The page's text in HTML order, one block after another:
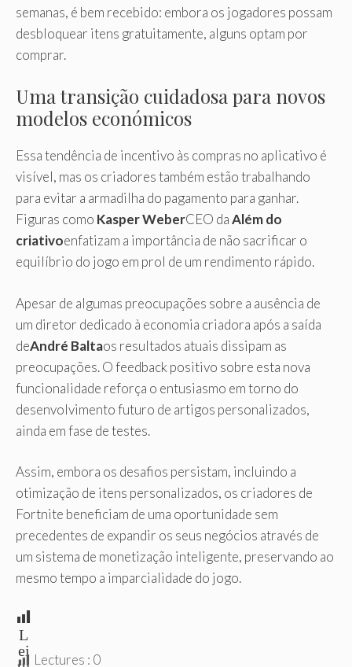
semanas, é bem recebido: embora os jogadores possam
desbloquear itens gratuitamente, alguns optam por
comprar.
Uma transição cuidadosa para novos
modelos económicos
Essa tendência de incentivo às compras no aplicativo é
visível, mas os criadores também estão trabalhando
para evitar a armadilha do pagamento para ganhar.
Figuras como Kasper WeberCEO daAlém do
criativoenfatizam a importância de não sacrificar o
equilíbrio do jogo em prol de um rendimento rápido.
Apesar de algumas preocupações sobre a ausência de
um diretor dedicado à economia criadora após a saída
deAndré Baltaos resultados atuais dissipam as
preocupações. O feedback positivo sobre esta nova
funcionalidade reforça o entusiasmo em torno do
desenvolvimento futuro de artigos personalizados,
ainda em fase de testes.
Assim, embora os desafios persistam, incluindo a
otimização de itens personalizados, os criadores de
Fortnite beneficiam de uma oportunidade sem
precedentes de expandir os seus negócios através de
um sistema de monetização inteligente, preservando ao
mesmo tempo a imparcialidade do jogo.
L
ei
tu Lectures : 0